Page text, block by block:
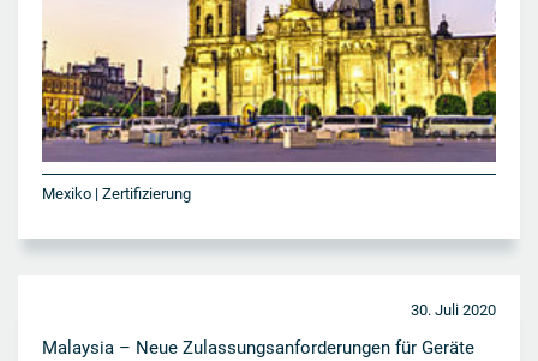
Mexiko | Zertifizierung
30. Juli 2020
Malaysia – Neue Zulassungsanforderungen für Geräte